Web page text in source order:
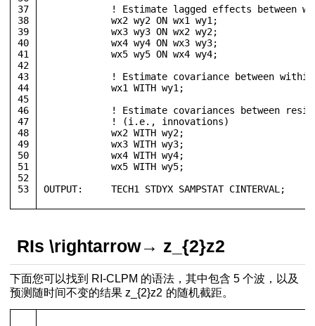
37
38
39
40
41
42
43
44
45
46
47
48
49
50
51
52
53
! Estimate lagged effects between
            wx2 wy2 ON wx1 wy1;
            wx3 wy3 ON wx2 wy2;
            wx4 wy4 ON wx3 wy3;
            wx5 wy5 ON wx4 wy4;
! Estimate covariance between
            wx1 WITH wy1;
! Estimate covariances between
            ! (i.e., innovations)
            wx2 WITH wy2;
            wx3 WITH wy3;
            wx4 WITH wy4;
            wx5 WITH wy5;
OUTPUT:	    TECH1 STDYX SAMPSTAT CINTERVAL;
RIs \rightarrow→ z_{2}z2
下面您可以找到 RI-CLPM 的语法，其中包含 5 个波，以及
预测随时间不变的结果 z_{2}z2 的随机截距。